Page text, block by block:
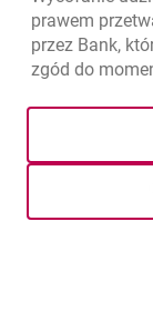
Ochrona danych
prawem
przez Bank,
zgód do